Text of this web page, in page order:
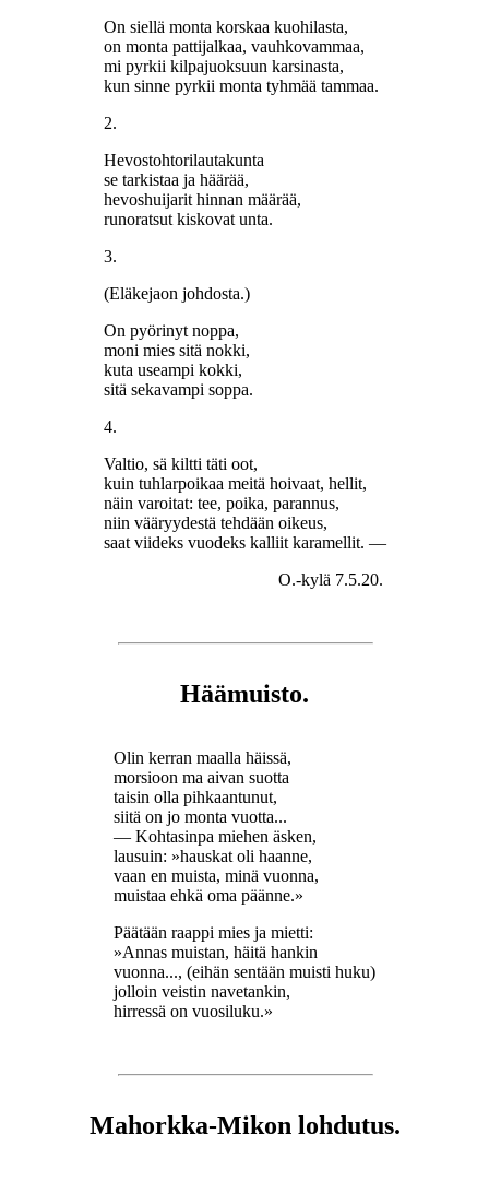
On siellä monta korskaa kuohilasta,
on monta pattijalkaa, vauhkovammaa,
mi pyrkii kilpajuoksuun karsinasta,
kun sinne pyrkii monta tyhmää tammaa.
2.
Hevostohtorilautakunta
se tarkistaa ja häärää,
hevoshuijarit hinnan määrää,
runoratsut kiskovat unta.
3.
(Eläkejaon johdosta.)
On pyörinyt noppa,
moni mies sitä nokki,
kuta useampi kokki,
sitä sekavampi soppa.
4.
Valtio, sä kiltti täti oot,
kuin tuhlarpoikaa meitä hoivaat, hellit,
näin varoitat: tee, poika, parannus,
niin vääryydestä tehdään oikeus,
saat viideks vuodeks kalliit karamellit. —
O.-kylä 7.5.20.
Häämuisto.
Olin kerran maalla häissä,
morsioon ma aivan suotta
taisin olla pihkaantunut,
siitä on jo monta vuotta...
— Kohtasinpa miehen äsken,
lausuin: »hauskat oli haanne,
vaan en muista, minä vuonna,
muistaa ehkä oma päänne.»
Päätään raappi mies ja mietti:
»Annas muistan, häitä hankin
vuonna..., (eihän sentään muisti huku)
jolloin veistin navetankin,
hirressä on vuosiluku.»
Mahorkka-Mikon lohdutus.